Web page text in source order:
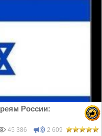
России:
45 386 2 609